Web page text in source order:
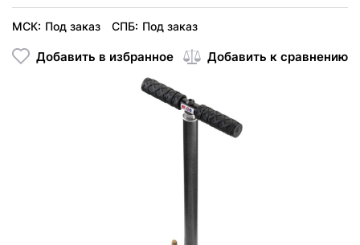
МСК: Под заказ СПБ: Под заказ
Добавить в избранное Добавить к сравнению